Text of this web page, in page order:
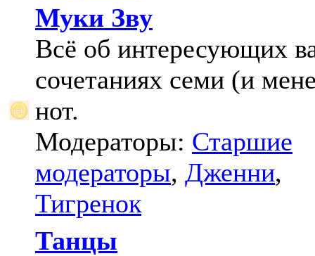
Муки Зву
Всё об интересующих
сочетаниях семи (и
нот.
Модераторы: Старшие
модераторы, Дженни,
Тигренок
Танцы